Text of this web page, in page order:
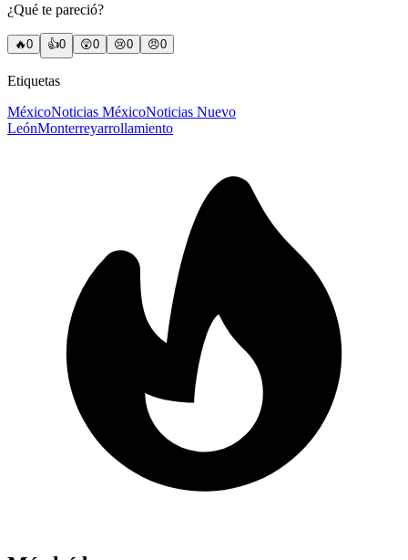
¿Qué te pareció?
🔥0 👍0 😲0 😢0 😠0
Etiquetas
MéxicoNoticias MéxicoNoticias Nuevo
LeónMonterreyarrollamiento